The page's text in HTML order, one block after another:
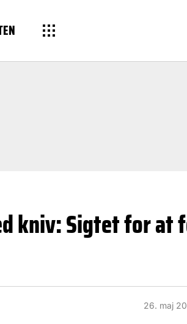
kniv: Sigtet for at
26. maj